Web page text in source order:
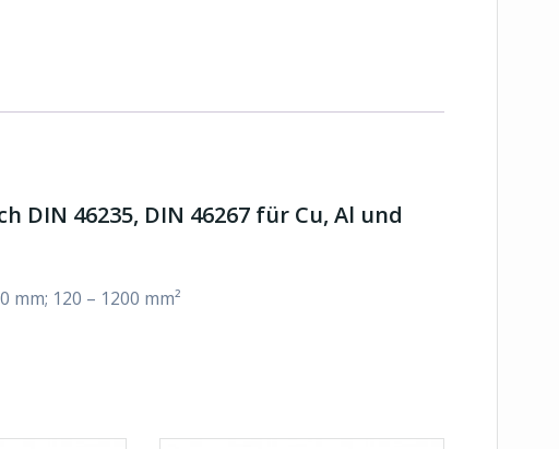
DIN 46235, DIN 46267 für Cu, Al und
120 – 1200 mm²